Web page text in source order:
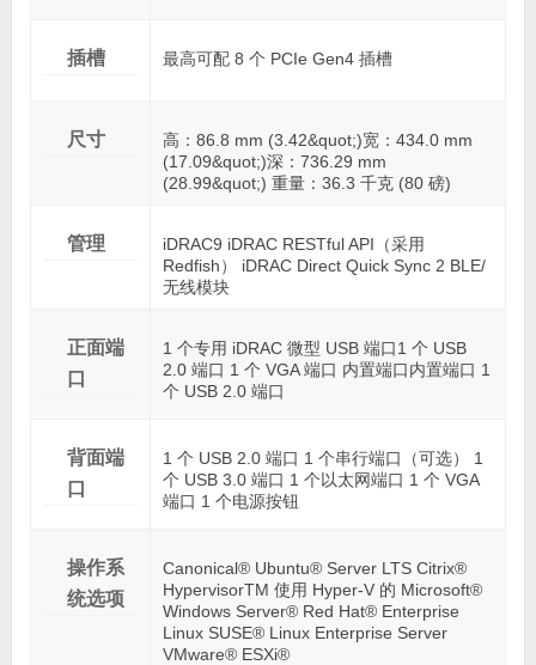
插槽 最高可配 8 个 PCIe Gen4 插槽
尺寸
高：86.8 mm (3.42&quot;)宽：434.0 mm
(17.09&quot;)深：736.29 mm
(28.99&quot;) 重量：36.3 千克 (80 磅)
管理
iDRAC9 iDRAC RESTful API（采用
Redfish） iDRAC Direct Quick Sync 2 BLE/
无线模块
正面端
口
1 个专用 iDRAC 微型 USB 端口1 个 USB
2.0 端口 1 个 VGA 端口 内置端口内置端口 1
个 USB 2.0 端口
背面端
口
1 个 USB 2.0 端口 1 个串行端口（可选） 1
个 USB 3.0 端口 1 个以太网端口 1 个 VGA
端口 1 个电源按钮
操作系
统选项
Canonical® Ubuntu® Server LTS Citrix®
HypervisorTM 使用 Hyper-V 的 Microsoft®
Windows Server® Red Hat® Enterprise
Linux SUSE® Linux Enterprise Server
VMware® ESXi®